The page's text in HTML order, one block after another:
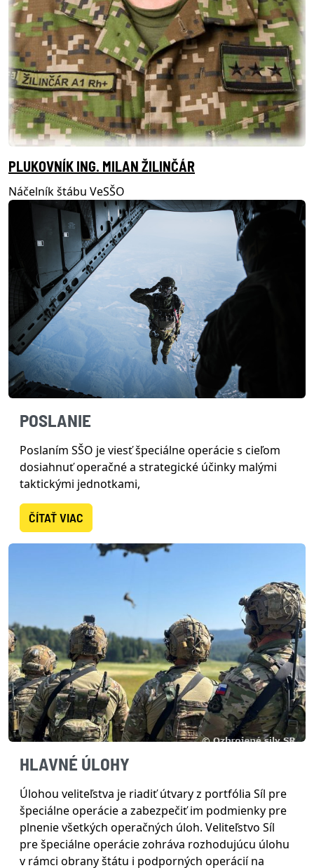
PLUKOVNÍK ING. MILAN ŽILINČÁR
Náčelník štábu VeSŠO
POSLANIE
Poslaním SŠO je viesť špeciálne operácie s cieľom
dosiahnuť operačné a strategické účinky malými
taktickými jednotkami,
ČÍTAŤ VIAC
HLAVNÉ ÚLOHY
Úlohou veliteľstva je riadiť útvary z portfólia Síl pre
špeciálne operácie a zabezpečiť im podmienky pre
plnenie všetkých operačných úloh. Veliteľstvo Síl
pre špeciálne operácie zohráva rozhodujúcu úlohu
v rámci obrany štátu i podporných operácií na